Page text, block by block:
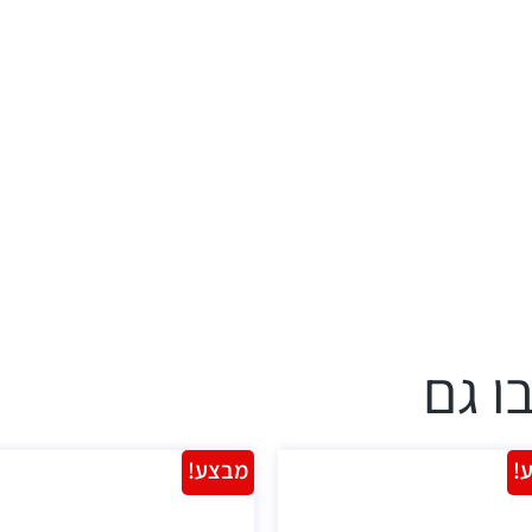
גם
מבצע!